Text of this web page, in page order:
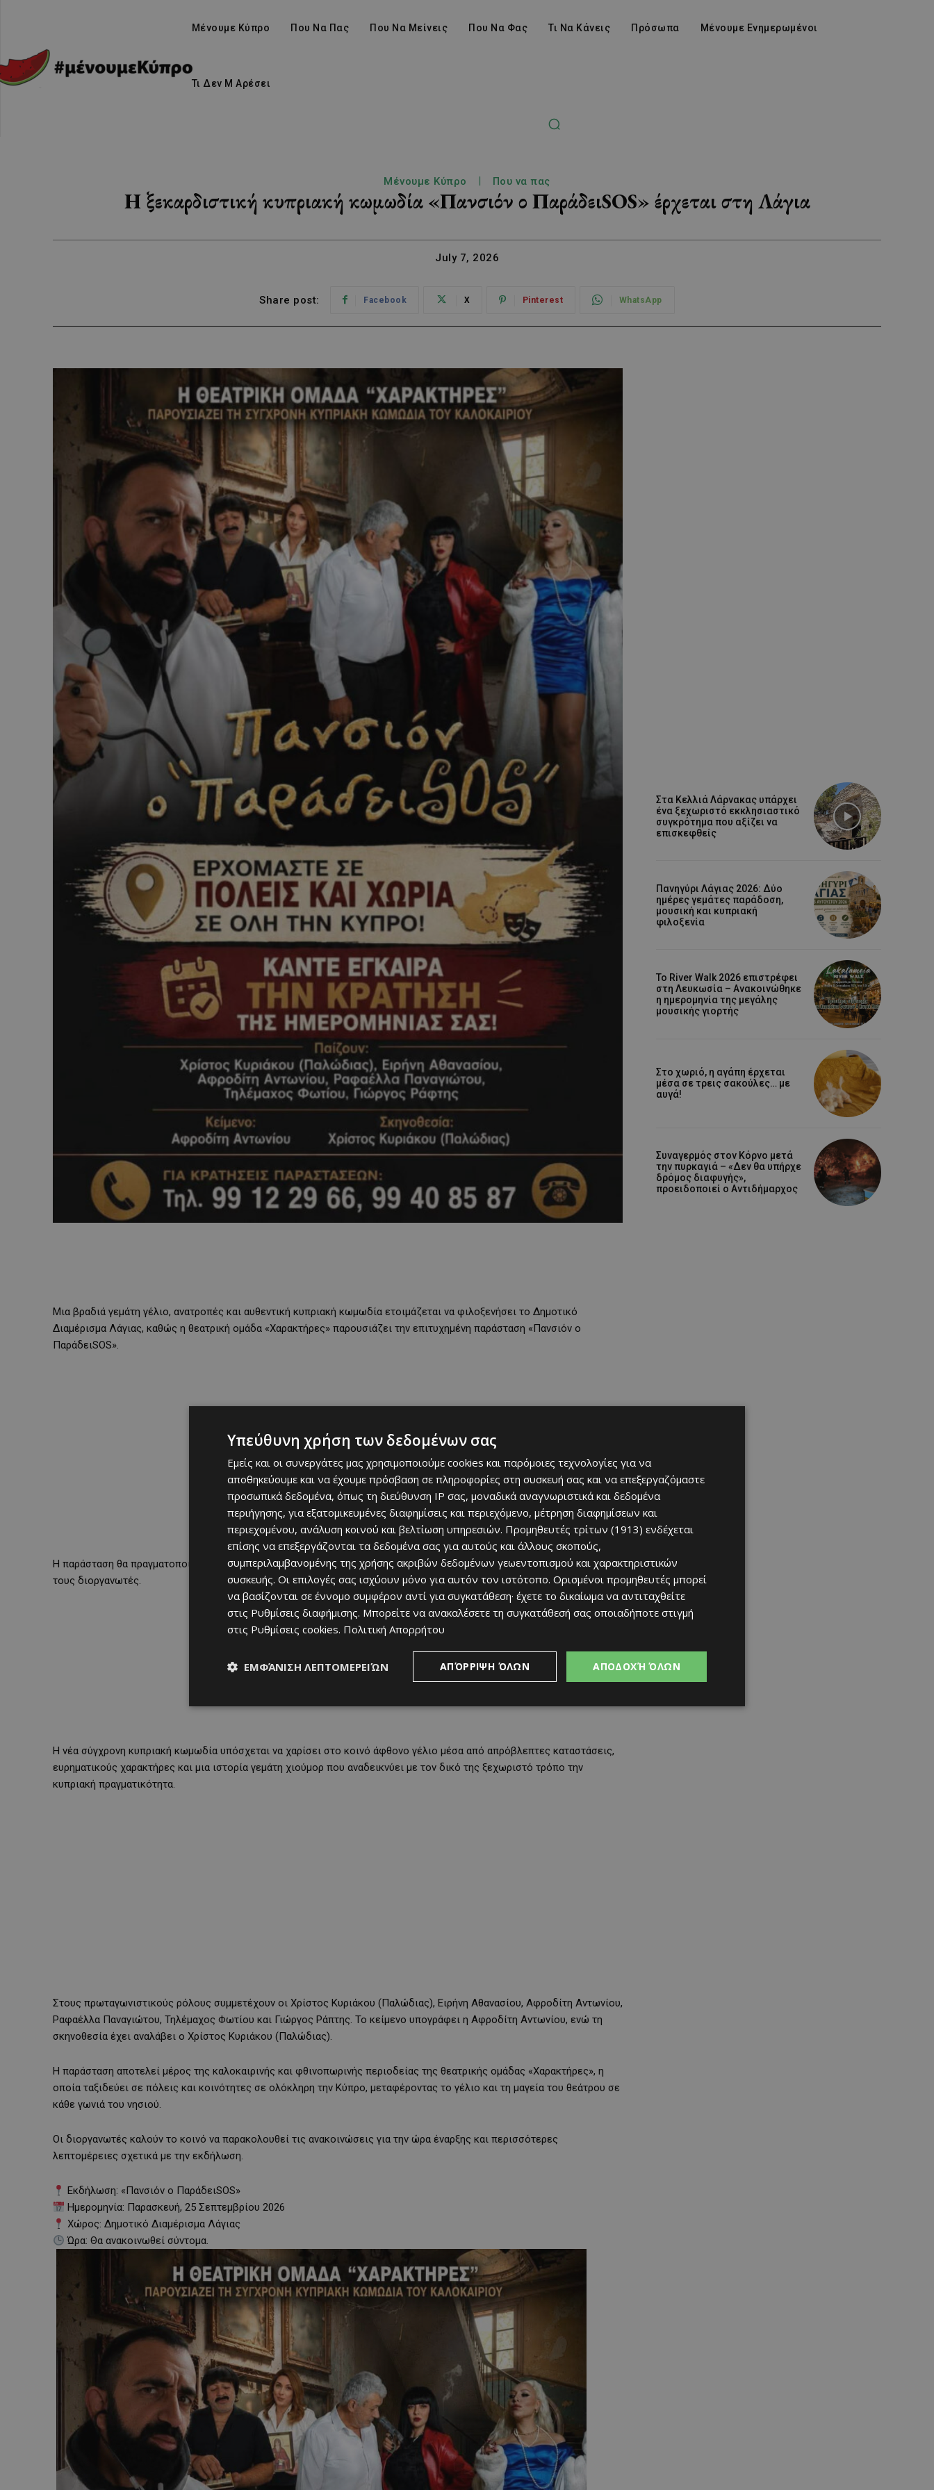
Μένουμε Κύπρο Που Να Πας Που Να Μείνεις Που Να Φας Τι Να Κάνεις Πρόσωπα Μένουμε Ενημερωμένοι
Τι Δεν Μ Αρέσει
Μένουμε Κύπρο Που να πας
Η ξεκαρδιστική κυπριακή κωμωδία «Πανσιόν ο ΠαράδειSOS» έρχεται στη Λάγια
July 7, 2026
Share post: Facebook X Pinterest WhatsApp
Μια βραδιά γεμάτη γέλιο, ανατροπές και αυθεντική κυπριακή κωμωδία ετοιμάζεται να φιλοξενήσει το Δημοτικό
Διαμέρισμα Λάγιας, καθώς η θεατρική ομάδα «Χαρακτήρες» παρουσιάζει την επιτυχημένη παράσταση «Πανσιόν ο
ΠαράδειSOS».
Η παράσταση θα πραγματοποιηθεί την Παρασκευή 25 Σεπτεμβρίου 2026, ενώ η ώρα έναρξης θα ανακοινωθεί σύντομα από
τους διοργανωτές.
Η νέα σύγχρονη κυπριακή κωμωδία υπόσχεται να χαρίσει στο κοινό άφθονο γέλιο μέσα από απρόβλεπτες καταστάσεις,
ευρηματικούς χαρακτήρες και μια ιστορία γεμάτη χιούμορ που αναδεικνύει με τον δικό της ξεχωριστό τρόπο την
κυπριακή πραγματικότητα.
Στους πρωταγωνιστικούς ρόλους συμμετέχουν οι Χρίστος Κυριάκου (Παλώδιας), Ειρήνη Αθανασίου, Αφροδίτη Αντωνίου,
Ραφαέλλα Παναγιώτου, Τηλέμαχος Φωτίου και Γιώργος Ράπτης. Το κείμενο υπογράφει η Αφροδίτη Αντωνίου, ενώ τη
σκηνοθεσία έχει αναλάβει ο Χρίστος Κυριάκου (Παλώδιας).
Η παράσταση αποτελεί μέρος της καλοκαιρινής και φθινοπωρινής περιοδείας της θεατρικής ομάδας «Χαρακτήρες», η
οποία ταξιδεύει σε πόλεις και κοινότητες σε ολόκληρη την Κύπρο, μεταφέροντας το γέλιο και τη μαγεία του θεάτρου σε
κάθε γωνιά του νησιού.
Οι διοργανωτές καλούν το κοινό να παρακολουθεί τις ανακοινώσεις για την ώρα έναρξης και περισσότερες
λεπτομέρειες σχετικά με την εκδήλωση.
Εκδήλωση: «Πανσιόν ο ΠαράδειSOS»
Ημερομηνία: Παρασκευή, 25 Σεπτεμβρίου 2026
Χώρος: Δημοτικό Διαμέρισμα Λάγιας
Ώρα: Θα ανακοινωθεί σύντομα.
Στα Κελλιά Λάρνακας υπάρχει
ένα ξεχωριστό εκκλησιαστικό
συγκρότημα που αξίζει να
επισκεφθείς
Πανηγύρι Λάγιας 2026: Δύο
ημέρες γεμάτες παράδοση,
μουσική και κυπριακή
φιλοξενία
Το River Walk 2026 επιστρέφει
στη Λευκωσία – Ανακοινώθηκε
η ημερομηνία της μεγάλης
μουσικής γιορτής
Στο χωριό, η αγάπη έρχεται
μέσα σε τρεις σακούλες… με
αυγά!
Συναγερμός στον Κόρνο μετά
την πυρκαγιά – «Δεν θα υπήρχε
δρόμος διαφυγής»,
προειδοποιεί ο Αντιδήμαρχος
Υπεύθυνη χρήση των δεδομένων σας
Εμείς και οι συνεργάτες μας χρησιμοποιούμε cookies και παρόμοιες τεχνολογίες για να
αποθηκεύουμε και να έχουμε πρόσβαση σε πληροφορίες στη συσκευή σας και να επεξεργαζόμαστε
προσωπικά δεδομένα, όπως τη διεύθυνση IP σας, μοναδικά αναγνωριστικά και δεδομένα
περιήγησης, για εξατομικευμένες διαφημίσεις και περιεχόμενο, μέτρηση διαφημίσεων και
περιεχομένου, ανάλυση κοινού και βελτίωση υπηρεσιών. Προμηθευτές τρίτων (1913) ενδέχεται
επίσης να επεξεργάζονται τα δεδομένα σας για αυτούς και άλλους σκοπούς,
συμπεριλαμβανομένης της χρήσης ακριβών δεδομένων γεωεντοπισμού και χαρακτηριστικών
συσκευής. Οι επιλογές σας ισχύουν μόνο για αυτόν τον ιστότοπο. Ορισμένοι προμηθευτές μπορεί
να βασίζονται σε έννομο συμφέρον αντί για συγκατάθεση· έχετε το δικαίωμα να αντιταχθείτε
στις Ρυθμίσεις διαφήμισης. Μπορείτε να ανακαλέσετε τη συγκατάθεσή σας οποιαδήποτε στιγμή
στις Ρυθμίσεις cookies. Πολιτική Απορρήτου
ΑΠΟΔΟΧΉ ΌΛΩΝ
ΑΠΌΡΡΙΨΗ ΌΛΩΝ
ΕΜΦΆΝΙΣΗ ΛΕΠΤΟΜΕΡΕΙΏΝ